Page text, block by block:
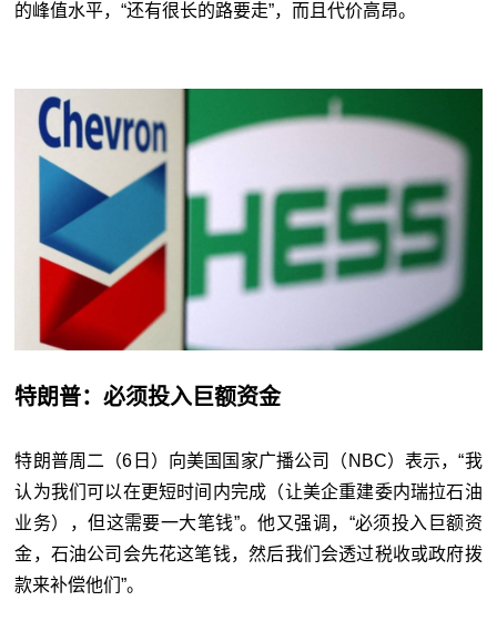
的峰值水平，“还有很长的路要走”，而且代价高昂。
特朗普：必须投入巨额资金
特朗普周二（6日）向美国国家广播公司（NBC）表示，“我
认为我们可以在更短时间内完成（让美企重建委内瑞拉石油
业务），但这需要一大笔钱”。他又强调，“必须投入巨额资
金，石油公司会先花这笔钱，然后我们会透过税收或政府拨
款来补偿他们”。